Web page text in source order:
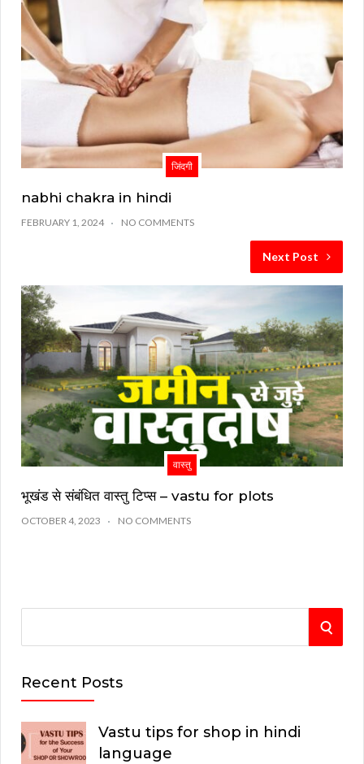
जिंदगी
nabhi chakra in hindi
FEBRUARY 1, 2024 NO COMMENTS
Next Post
वास्तु
भूखंड से संबंधित वास्तु टिप्स – vastu for plots
OCTOBER 4, 2023 NO COMMENTS
e
r
c
h
S
Recent Posts
Vastu tips for shop in hindi
language